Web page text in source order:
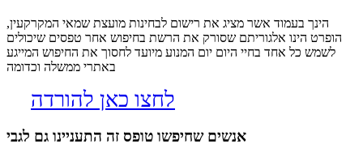
הינך בעמוד אשר מציג את רישום לבחינות מועצת שמאי המקרקעין,
הופרט הינו אלגוריתם שסורק את הרשת בחיפוש אחר טפסים שיכולים
לשמש כל אחד בחיי היום יום המנוע מיועד לחסוך את החיפוש המייגע
באתרי ממשלה וכדומה
לחצו כאן להורדה
אנשים שחיפשו טופס זה התעניינו גם לגבי